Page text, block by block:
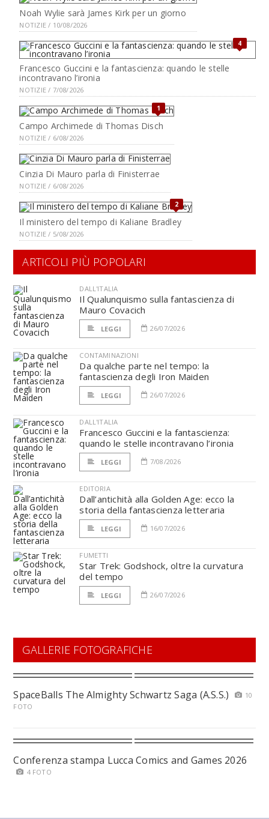
Noah Wylie sarà James Kirk per un giorno
NOTIZIE / 10/08/2026
4
Francesco Guccini e la fantascienza: quando le stelle
incontravano l’ironia
NOTIZIE / 7/08/2026
1
Campo Archimede di Thomas Disch
NOTIZIE / 6/08/2026
Cinzia Di Mauro parla di Finisterrae
NOTIZIE / 6/08/2026
2
Il ministero del tempo di Kaliane Bradley
NOTIZIE / 5/08/2026
ARTICOLI PIÙ POPOLARI
DALL'ITALIA
Il Qualunquismo sulla fantascienza di
Mauro Covacich
LEGGI 26/07/2026
CONTAMINAZIONI
Da qualche parte nel tempo: la
fantascienza degli Iron Maiden
LEGGI 26/07/2026
DALL'ITALIA
Francesco Guccini e la fantascienza:
quando le stelle incontravano l’ironia
LEGGI 7/08/2026
EDITORIA
Dall’antichità alla Golden Age: ecco la
storia della fantascienza letteraria
LEGGI 16/07/2026
FUMETTI
Star Trek: Godshock, oltre la curvatura
del tempo
LEGGI 26/07/2026
GALLERIE FOTOGRAFICHE
SpaceBalls The Almighty Schwartz Saga (A.S.S.)
10
FOTO
Conferenza stampa Lucca Comics and Games 2026
4 FOTO